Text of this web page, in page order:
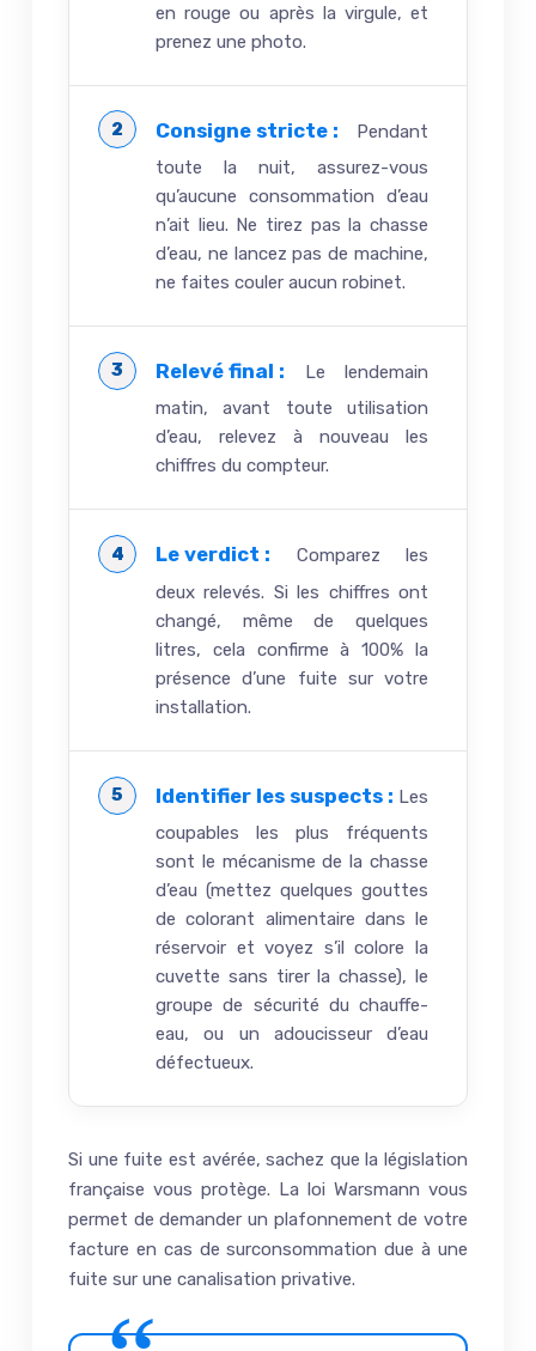
en rouge ou après la virgule, et
prenez une photo.
Consigne stricte : Pendant
toute la nuit, assurez-vous
qu’aucune consommation d’eau
n’ait lieu. Ne tirez pas la chasse
d’eau, ne lancez pas de machine,
ne faites couler aucun robinet.
Relevé final : Le lendemain
matin, avant toute utilisation
d’eau, relevez à nouveau les
chiffres du compteur.
Le verdict : Comparez les
deux relevés. Si les chiffres ont
changé, même de quelques
litres, cela confirme à 100% la
présence d’une fuite sur votre
installation.
Identifier les suspects : Les
coupables les plus fréquents
sont le mécanisme de la chasse
d’eau (mettez quelques gouttes
de colorant alimentaire dans le
réservoir et voyez s’il colore la
cuvette sans tirer la chasse), le
groupe de sécurité du chauffe-
eau, ou un adoucisseur d’eau
défectueux.
Si une fuite est avérée, sachez que la législation
française vous protège. La loi Warsmann vous
permet de demander un plafonnement de votre
facture en cas de surconsommation due à une
fuite sur une canalisation privative.